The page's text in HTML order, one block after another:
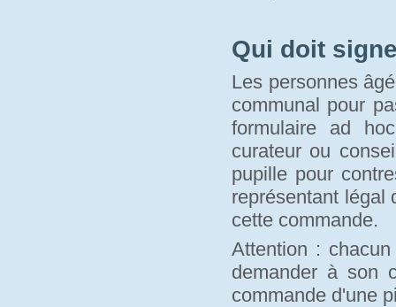
Qui doit
Les personnes
communal pour
formulaire ad
curateur ou
pupille pour
représentant légal
cette commande.
Attention :
demander à son
commande d'une